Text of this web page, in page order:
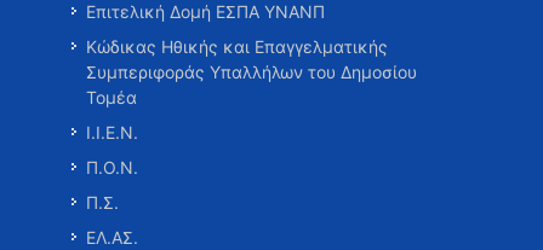
Επιτελική Δομή ΕΣΠΑ ΥΝΑΝΠ
Κώδικας Ηθικής και Επαγγελματικής
Συμπεριφοράς Υπαλλήλων του Δημοσίου
Τομέα
Ι.Ι.Ε.Ν.
Π.Ο.Ν.
Π.Σ.
ΕΛ.ΑΣ.